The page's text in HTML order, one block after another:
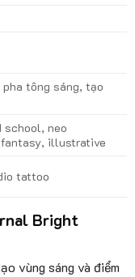
pha tông sáng, tạo
school, neo
illustrative
tattoo
Bright
vùng sáng và điểm